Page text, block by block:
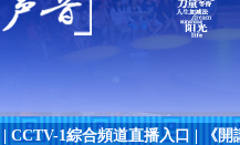
CCTV-1綜合頻道直播入口 《